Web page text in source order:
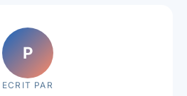
P
ECRIT PAR